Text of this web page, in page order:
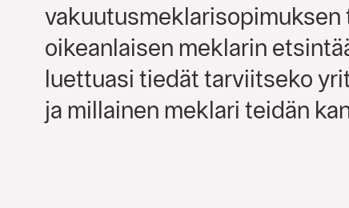
vakuutusmeklarisopimuksen
oikeanlaisen meklarin
luettuasi tiedät tarviitseko
ja millainen meklari teidän